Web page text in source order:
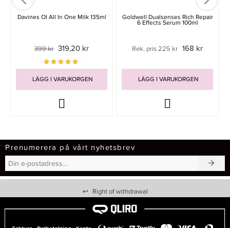
Davines OI All In One Milk 135ml
399 kr 319,20 kr
LÄGG I VARUKORGEN
Goldwell Dualsenses Rich Repair
6 Effects Serum 100ml
Rek. pris 225 kr 168 kr
LÄGG I VARUKORGEN
Prenumerera på vårt nyhetsbrev
↩ Right of withdrawal